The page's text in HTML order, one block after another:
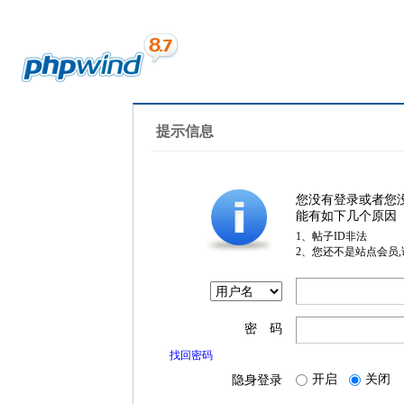
提示信息
您没有登录或者您
能有如下几个原因
1、帖子ID非法
2、您还不是站点会员
密 码
找回密码
隐身登录 开启 关闭